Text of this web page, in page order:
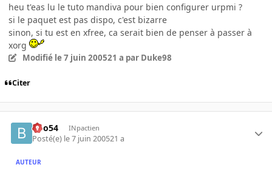
heu t'eas lu le tuto mandiva pour bien configurer urpmi ?
si le paquet est pas dispo, c'est bizarre
sinon, si tu est en xfree, ca serait bien de penser à passer à
xorg
Modifié le 7 juin 200521 a par Duke98
Citer
Boo54 INpactien
Posté(e) le 7 juin 200521 a
AUTEUR